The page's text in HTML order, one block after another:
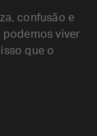
confusão e
podemos viver
que o